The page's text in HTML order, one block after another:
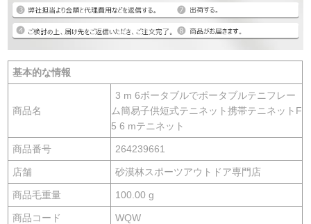
基本的な情報
商品名
3 m 6ポータブルでポータブルテニフレー
ム簡易子供短式テニネット携帯テニネットF
5 6 mテニネット
商品番号 264239661
店舗 砂漠林スポーツアウトドア専門店
商品毛重量 100.00 g
商品コード WQW